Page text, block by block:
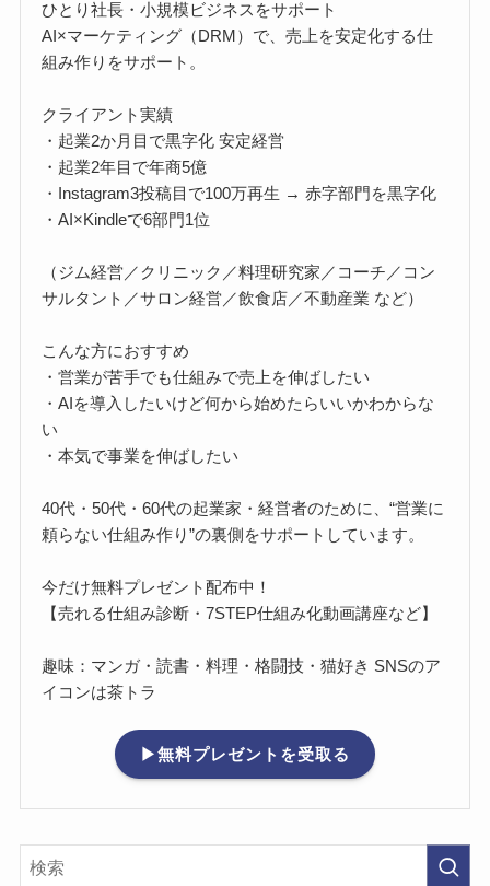
ひとり社長・小規模ビジネスをサポート
AI×マーケティング（DRM）で、売上を安定化する仕
組み作りをサポート。
クライアント実績
・起業2か月目で黒字化 安定経営
・起業2年目で年商5億
・Instagram3投稿目で100万再生 → 赤字部門を黒字化
・AI×Kindleで6部門1位
（ジム経営／クリニック／料理研究家／コーチ／コン
サルタント／サロン経営／飲食店／不動産業 など）
こんな方におすすめ
・営業が苦手でも仕組みで売上を伸ばしたい
・AIを導入したいけど何から始めたらいいかわからな
い
・本気で事業を伸ばしたい
40代・50代・60代の起業家・経営者のために、“営業に
頼らない仕組み作り”の裏側をサポートしています。
今だけ無料プレゼント配布中！
【売れる仕組み診断・7STEP仕組み化動画講座など】
趣味：マンガ・読書・料理・格闘技・猫好き SNSのア
イコンは茶トラ
▶無料プレゼントを受取る